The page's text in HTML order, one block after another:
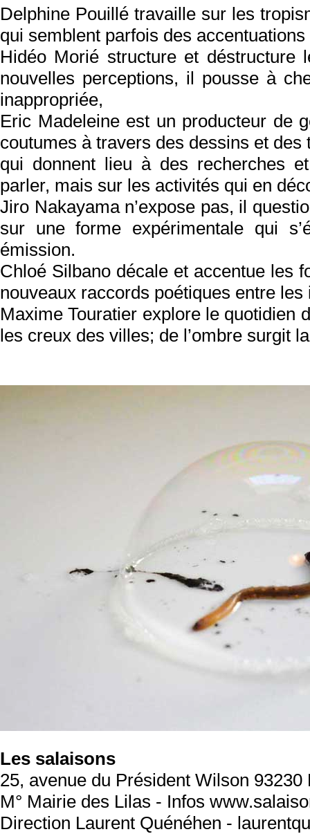
Delphine Pouillé travaille sur les
qui semblent parfois des
Hidéo Morié structure et
nouvelles perceptions, il pousse à
inappropriée,
Eric Madeleine est un producteur de
coutumes à travers des dessins et
qui donnent lieu à des recherches
parler, mais sur les activités qui en
Jiro Nakayama n’expose pas, il
sur une forme expérimentale qui
émission.
Chloé Silbano décale et accentue les
nouveaux raccords poétiques entre
Maxime Touratier explore le quotidien
les creux des villes; de l’ombre surgit
Les salaisons
25, avenue du Président Wilson 93230
M° Mairie des Lilas - Infos
Direction Laurent Quénéhen -